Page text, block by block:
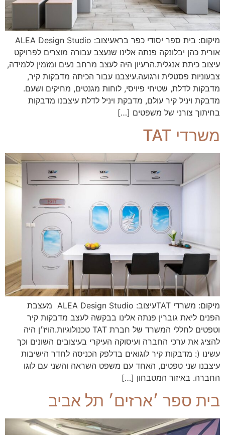
מיקום: בית ספר יסודי כפר בראעיצוב: ALEA Design Studio
אורית כהן יבלונקה פנתה אלינו שנעצב עבורה מוצרים לפרויקט
עיצוב כיתת אנגלית.הרעיון היה לעצב מרחב נעים ומזמין ללמידה,
צבעוניות פסטלית ורגועה.עיצבנו עבור הכיתה מדבקות קיר,
מדבקות לדלת, שטיחי פיויסי, לוחות מגנטים, מחיקים ושעם.
מדבקת ויניל קיר עולם, מדבקת ויניל לדלת עיצבנו מדבקות
בחיתוך צורני של משפטים […]
משרדי TAT
מיקום: משרדי TATעיצוב: ALEA Design Studio מעצבת
הפנים ליאת גוברין פנתה אלינו בבקשה לעצב מדבקות קיר
וטפטים לחללי המשרד של חברת TAT טכנולוגיות.הויז׳ן היה
להציג את ערכי החברה ועיסוקה העיקרי בעיצובים השונים וכך
עשינו (: מדבקות קיר לוגואים בדלפק הכניסה לחדר הישיבות
עיצבנו שני טפטים, האחד עם משפט השראה והשני עם לוגו
החברה. באיזור המטבחון […]
בית ספר ׳ארזים׳ תל אביב